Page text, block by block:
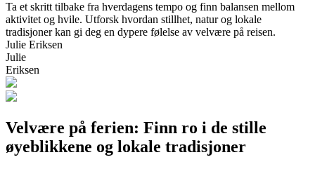
Ta et skritt tilbake fra hverdagens tempo og finn balansen mellom
aktivitet og hvile. Utforsk hvordan stillhet, natur og lokale
tradisjoner kan gi deg en dypere følelse av velvære på reisen.
Julie Eriksen
Julie
Eriksen
Velvære på ferien: Finn ro i de stille
øyeblikkene og lokale tradisjoner